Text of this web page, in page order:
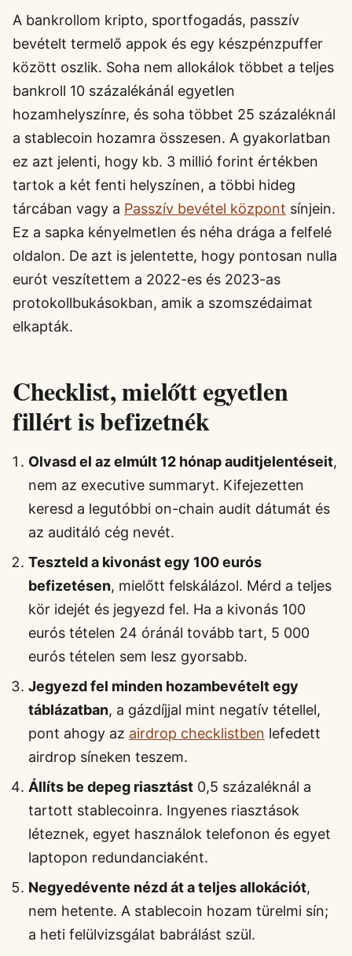
A bankrollom kripto, sportfogadás, passzív
bevételt termelő appok és egy készpénzpuffer
között oszlik. Soha nem allokálok többet a teljes
bankroll 10 százalékánál egyetlen
hozamhelyszínre, és soha többet 25 százaléknál
a stablecoin hozamra összesen. A gyakorlatban
ez azt jelenti, hogy kb. 3 millió forint értékben
tartok a két fenti helyszínen, a többi hideg
tárcában vagy a Passzív bevétel központ sínjein.
Ez a sapka kényelmetlen és néha drága a felfelé
oldalon. De azt is jelentette, hogy pontosan nulla
eurót veszítettem a 2022-es és 2023-as
protokollbukásokban, amik a szomszédaimat
elkapták.
Checklist, mielőtt egyetlen
fillért is befizetnék
Olvasd el az elmúlt 12 hónap auditjelentéseit,
nem az executive summaryt. Kifejezetten
keresd a legutóbbi on-chain audit dátumát és
az auditáló cég nevét.
Teszteld a kivonást egy 100 eurós
befizetésen, mielőtt felskálázol. Mérd a teljes
kör idejét és jegyezd fel. Ha a kivonás 100
eurós tételen 24 óránál tovább tart, 5 000
eurós tételen sem lesz gyorsabb.
Jegyezd fel minden hozambevételt egy
táblázatban, a gázdíjjal mint negatív tétellel,
pont ahogy az airdrop checklistben lefedett
airdrop síneken teszem.
Állíts be depeg riasztást 0,5 százaléknál a
tartott stablecoinra. Ingyenes riasztások
léteznek, egyet használok telefonon és egyet
laptopon redundanciaként.
Negyedévente nézd át a teljes allokációt,
nem hetente. A stablecoin hozam türelmi sín;
a heti felülvizsgálat babrálást szül.